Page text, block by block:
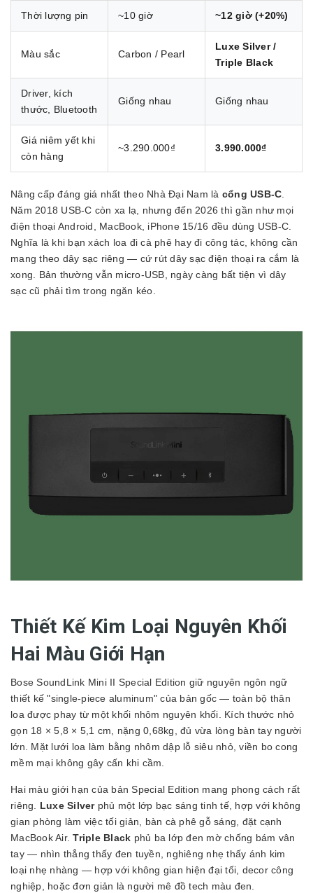
Thời lượng pin ~10 giờ ~12 giờ (+20%)
Màu sắc Carbon / Pearl
Luxe Silver /
Triple Black
Driver, kích
thước, Bluetooth
Giống nhau Giống nhau
Giá niêm yết khi
còn hàng
~3.290.000₫ 3.990.000₫
Nâng cấp đáng giá nhất theo Nhà Đại Nam là cổng USB-C.
Năm 2018 USB-C còn xa lạ, nhưng đến 2026 thì gần như mọi
điện thoại Android, MacBook, iPhone 15/16 đều dùng USB-C.
Nghĩa là khi bạn xách loa đi cà phê hay đi công tác, không cần
mang theo dây sạc riêng — cứ rút dây sạc điện thoại ra cắm là
xong. Bản thường vẫn micro-USB, ngày càng bất tiện vì dây
sạc cũ phải tìm trong ngăn kéo.
Thiết Kế Kim Loại Nguyên Khối
Hai Màu Giới Hạn
Bose SoundLink Mini II Special Edition giữ nguyên ngôn ngữ
thiết kế "single-piece aluminum" của bản gốc — toàn bộ thân
loa được phay từ một khối nhôm nguyên khối. Kích thước nhỏ
gọn 18 × 5,8 × 5,1 cm, nặng 0,68kg, đủ vừa lòng bàn tay người
lớn. Mặt lưới loa làm bằng nhôm dập lỗ siêu nhỏ, viền bo cong
mềm mại không gây cấn khi cầm.
Hai màu giới hạn của bản Special Edition mang phong cách rất
riêng. Luxe Silverphủ một lớp bạc sáng tinh tế, hợp với không
gian phòng làm việc tối giản, bàn cà phê gỗ sáng, đặt cạnh
MacBook Air.Triple Black phủ ba lớp đen mờ chống bám vân
tay — nhìn thẳng thấy đen tuyền, nghiêng nhẹ thấy ánh kim
loại nhẹ nhàng — hợp với không gian hiện đại tối, decor công
nghiệp, hoặc đơn giản là người mê đồ tech màu đen.